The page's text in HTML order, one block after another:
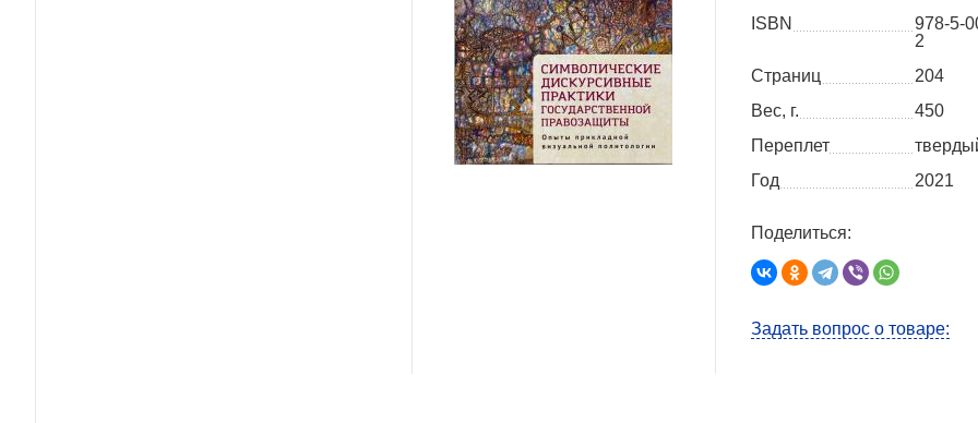
ISBN
978-5-
2
Страниц
204
Вес, г.
450
Переплет
Год
2021
Поделиться:
Задать вопрос о товаре: